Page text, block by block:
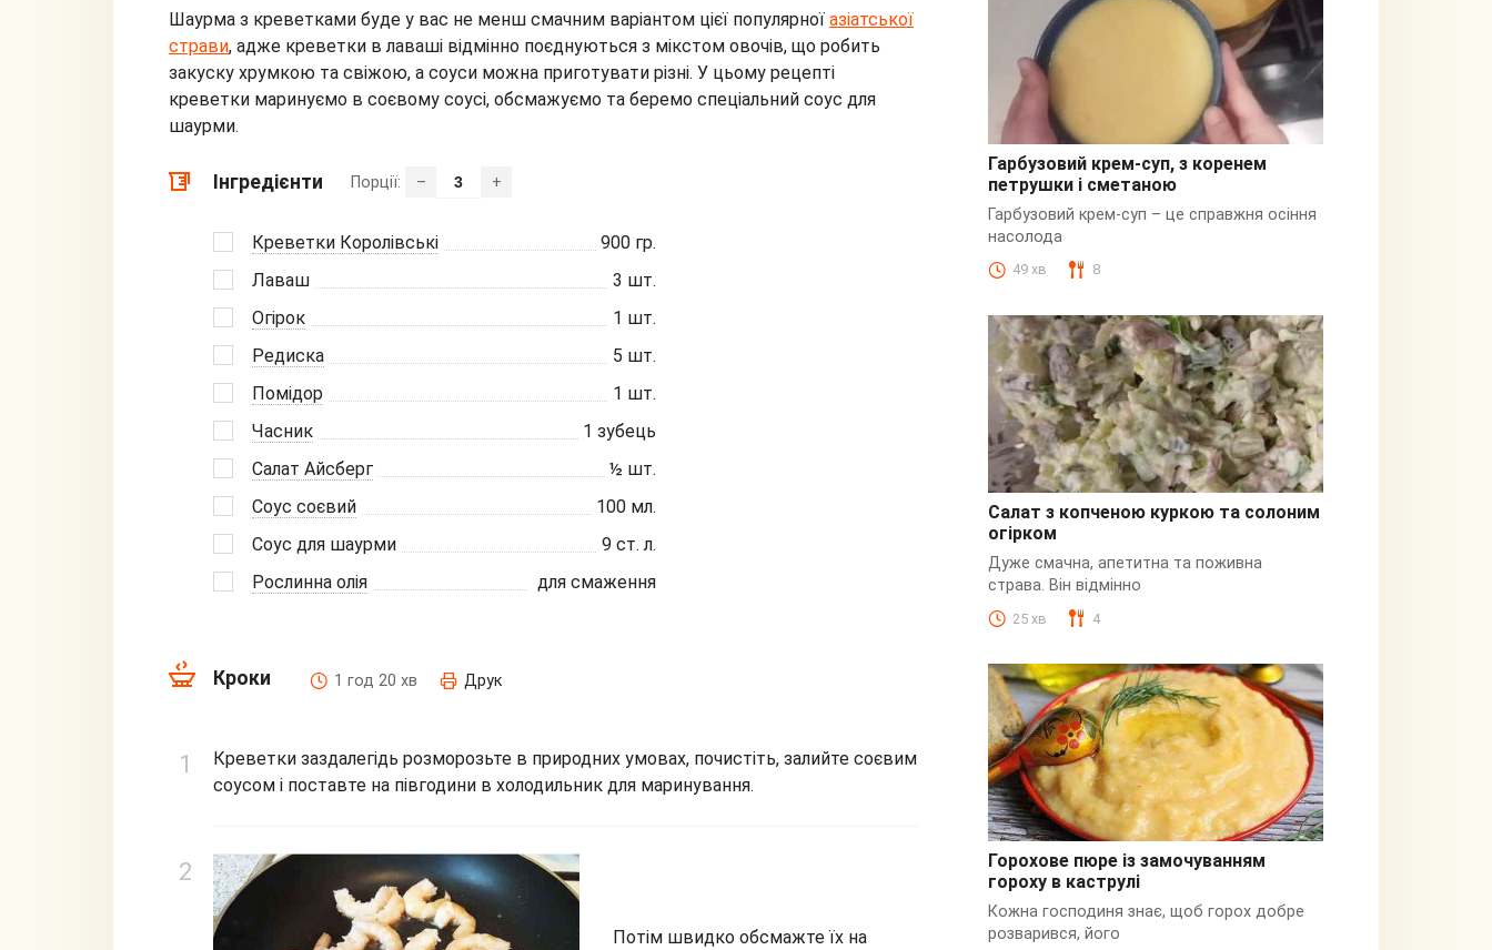
Шаурма з креветками буде у вас не менш смачним варіантом цієї популярної азіатської
страви, адже креветки в лаваші відмінно поєднуються з мікстом овочів, що робить
закуску хрумкою та свіжою, а соуси можна приготувати різні. У цьому рецепті
креветки маринуємо в соєвому соусі, обсмажуємо та беремо спеціальний соус для
шаурми.
Інгредієнти Порції: – +
Креветки Королівські 900 гр.
Лаваш
3 шт.
Огірок
1 шт.
Редиска
5 шт.
Помідор
1 шт.
Часник
1 зубець
Салат Айсберг
½ шт.
Соус соєвий
100 мл.
Соус для шаурми
9 ст. л.
Рослинна олія
для смаження
Кроки 1 год 20 хв Друк
Креветки заздалегідь розморозьте в природних умовах, почистіть, залийте соєвим
соусом і поставте на півгодини в холодильник для маринування.
Потім швидко обсмажте їх на
Гарбузовий
Гарбузовий крем-суп, з коренем
петрушки і сметаною
Гарбузовий крем-суп – це справжня осіння
насолода
49 хв 8
З куркою
Салат з копченою куркою та солоним
огірком
Дуже смачна, апетитна та поживна
страва. Він відмінно
25 хв 4
Пюре
Горохове пюре із замочуванням
гороху в каструлі
Кожна господиня знає, щоб горох добре
розварився, його